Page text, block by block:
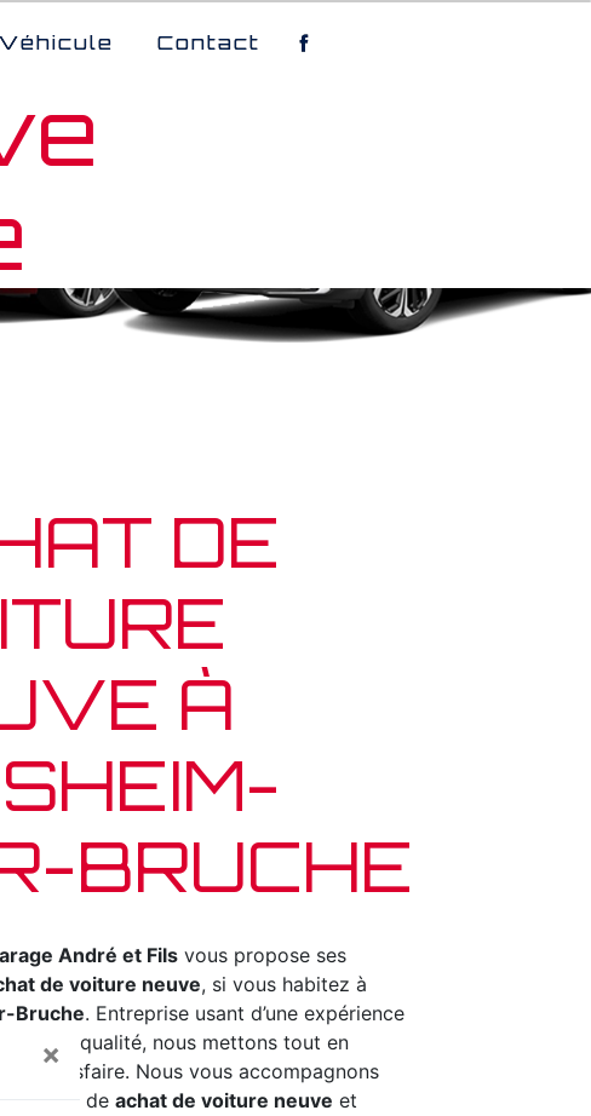
×
Contact
DE
À
BRUCHE
André et Fils vous propose ses
de voiture neuve, si vous habitez à
Bruche. Entreprise usant d’une expérience
faire de qualité, nous mettons tout en
satisfaire. Nous vous accompagnons
projet de achat de voiture neuve et